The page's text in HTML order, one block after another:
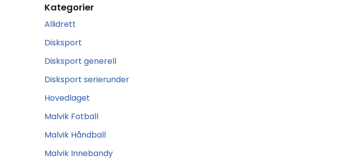
Kategorier
Allidrett
Disksport
Disksport generell
Disksport serierunder
Hovedlaget
Malvik Fotball
Malvik Håndball
Malvik Innebandy